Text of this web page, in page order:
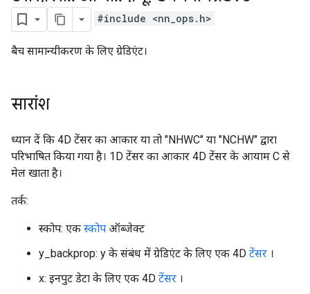
#include <nn_ops.h>
बैच सामान्यीकरण के लिए ग्रेडिएंट।
सारांश
ध्यान दें कि 4D टेंसर का आकार या तो "NHWC" या "NCHW" द्वारा
परिभाषित किया गया है। 1D टेंसर का आकार 4D टेंसर के आयाम C से
मेल खाता है।
तर्क:
स्कोप: एक स्कोप ऑब्जेक्ट
y_backprop: y के संबंध में ग्रेडिएंट के लिए एक 4D टेंसर ।
x: इनपुट डेटा के लिए एक 4D टेंसर ।